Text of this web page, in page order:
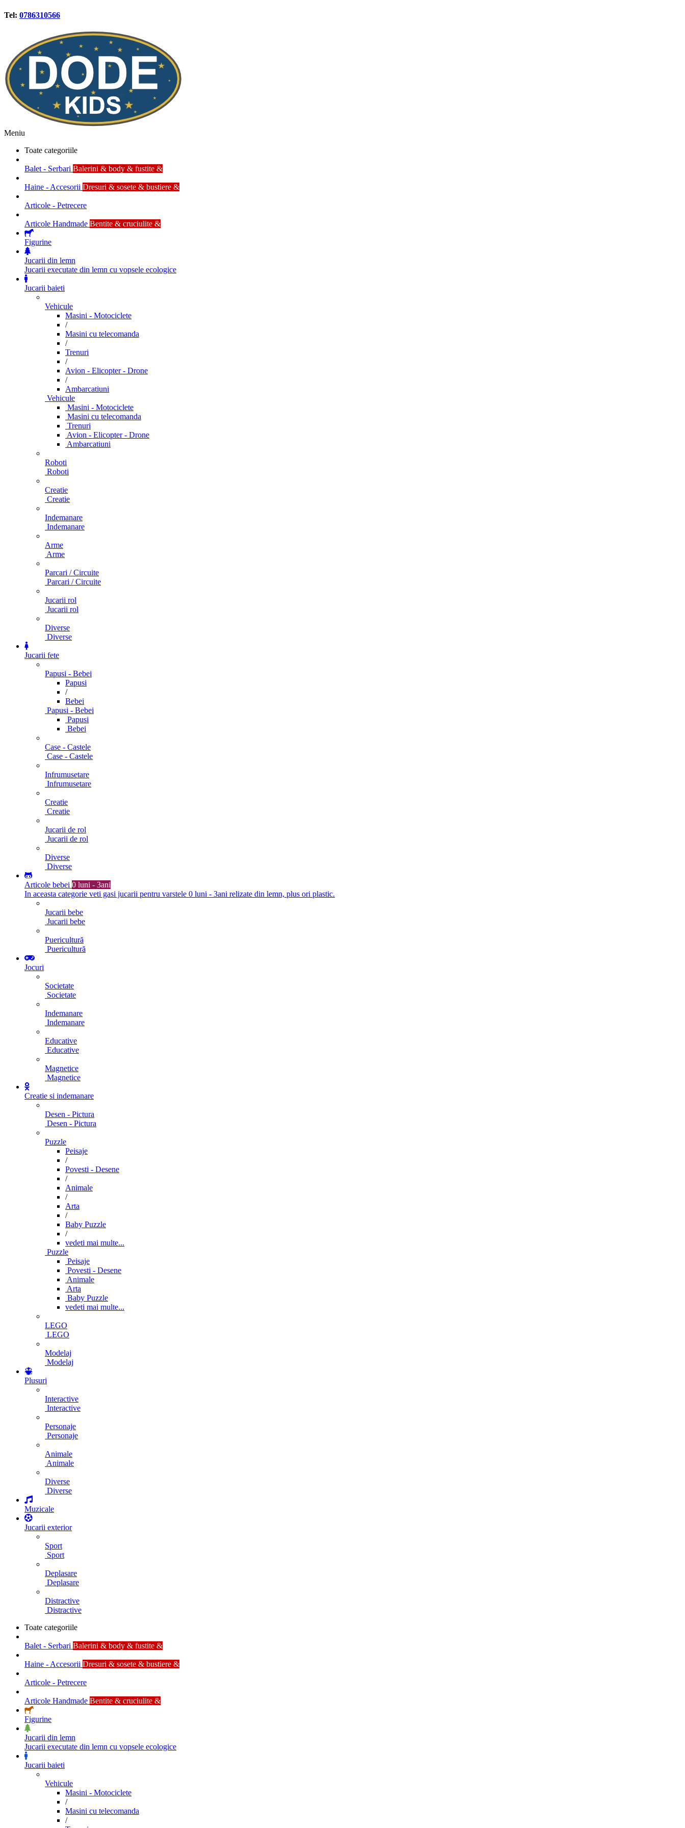
Tel: 0786310566
Meniu
Toate categoriile
Balet - Serbari Balerini & body & fustite &
Haine - Accesorii Dresuri & sosete & bustiere &
Articole - Petrecere
Articole Handmade Bentite & cruciulite &
Figurine
Jucarii din lemn
Jucarii executate din lemn cu vopsele ecologice
Jucarii baieti
Vehicule
Masini - Motociclete
/
Masini cu telecomanda
/
Trenuri
/
Avion - Elicopter - Drone
/
Ambarcatiuni
Vehicule
Masini - Motociclete
Masini cu telecomanda
Trenuri
Avion - Elicopter - Drone
Ambarcatiuni
Roboti
Roboti
Creatie
Creatie
Indemanare
Indemanare
Arme
Arme
Parcari / Circuite
Parcari / Circuite
Jucarii rol
Jucarii rol
Diverse
Diverse
Jucarii fete
Papusi - Bebei
Papusi
/
Bebei
Papusi - Bebei
Papusi
Bebei
Case - Castele
Case - Castele
Infrumusetare
Infrumusetare
Creatie
Creatie
Jucarii de rol
Jucarii de rol
Diverse
Diverse
Articole bebei 0 luni - 3ani
In aceasta categorie veti gasi jucarii pentru varstele 0 luni - 3ani relizate din lemn, plus ori plastic.
Jucarii bebe
Jucarii bebe
Puericultură
Puericultură
Jocuri
Societate
Societate
Indemanare
Indemanare
Educative
Educative
Magnetice
Magnetice
Creatie si indemanare
Desen - Pictura
Desen - Pictura
Puzzle
Peisaje
/
Povesti - Desene
/
Animale
/
Arta
/
Baby Puzzle
/
vedeti mai multe...
Puzzle
Peisaje
Povesti - Desene
Animale
Arta
Baby Puzzle
vedeti mai multe...
LEGO
LEGO
Modelaj
Modelaj
Plusuri
Interactive
Interactive
Personaje
Personaje
Animale
Animale
Diverse
Diverse
Muzicale
Jucarii exterior
Sport
Sport
Deplasare
Deplasare
Distractive
Distractive
Toate categoriile
Balet - Serbari Balerini & body & fustite &
Haine - Accesorii Dresuri & sosete & bustiere &
Articole - Petrecere
Articole Handmade Bentite & cruciulite &
Figurine
Jucarii din lemn
Jucarii executate din lemn cu vopsele ecologice
Jucarii baieti
Vehicule
Masini - Motociclete
/
Masini cu telecomanda
/